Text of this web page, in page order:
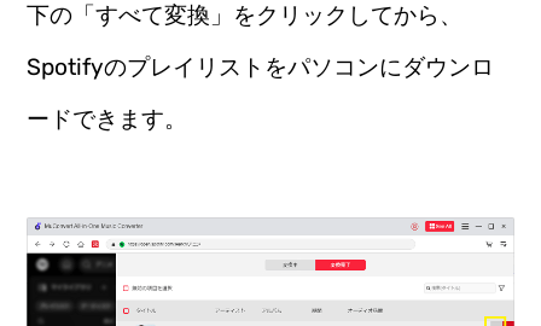
下の「すべて変換」をクリックしてから、
Spotifyのプレイリストをパソコンにダウンロ
ードできます。